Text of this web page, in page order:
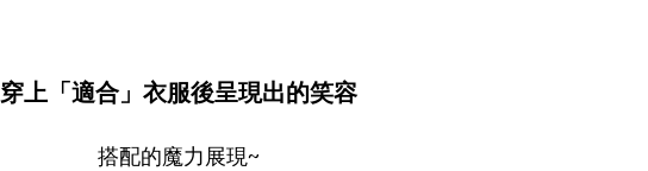
穿上「適合」衣服後呈現出的笑容
搭配的魔力展現~